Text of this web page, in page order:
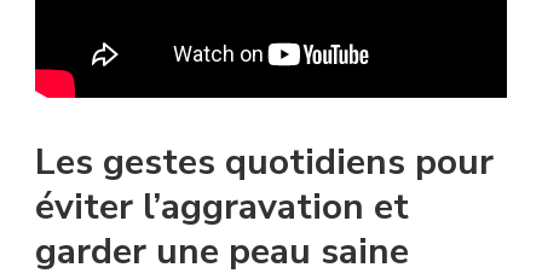
Les gestes quotidiens pour
éviter l’aggravation et
garder une peau saine